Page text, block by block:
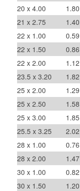
20 x 4.00
1.80
21 x 2.75
1.40
22 x 1.00
0.59
22 x 1.50
0.86
22 x 2.00
1.12
23.5 x 3.20
1.82
25 x 2.00
1.29
25 x 2.50
1.58
25 x 3.00
1.85
25.5 x 3.25
2.02
28 x 1.00
0.76
28 x 2.00
1.47
30 x 1.00
0.82
30 x 1.50
1.20